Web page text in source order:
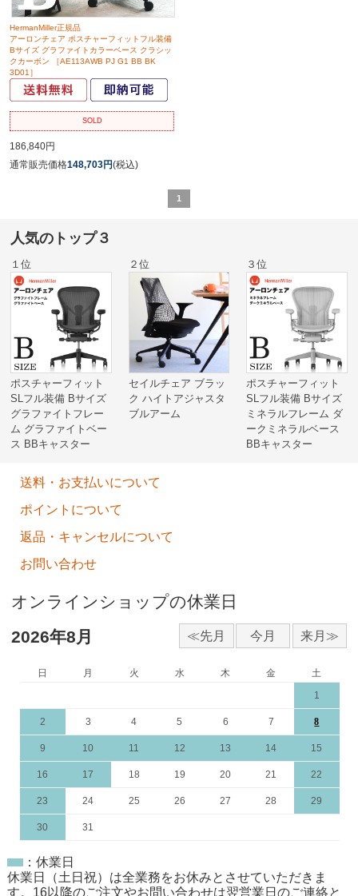
HermanMiller正規品
アーロンチェア ポスチャーフィットフル装備
Bサイズ グラファイトカラーベース クラシッ
クカーボン ［AE113AWB PJ G1 BB BK
3D01］
SOLD
186,840円
通常販売価格148,703円(税込)
1
人気のトップ３
１位
ポスチャーフィット
SLフル装備 Bサイズ
グラファイトフレー
ム グラファイトベー
ス BBキャスター
２位
セイルチェア ブラッ
ク ハイトアジャスタ
ブルアーム
３位
ポスチャーフィット
SLフル装備 Bサイズ
ミネラルフレーム ダ
ークミネラルベース
BBキャスター
送料・お支払いについて
ポイントについて
返品・キャンセルについて
お問い合わせ
オンラインショップの休業日
2026年8月
日 月 火 水 木 金
土
1
2 3 4 5 6 7 8
9 10 11 12 13 14 15
16 17 18 19 20 21 22
23 24 25 26 27 28 29
30 31
：休業日
休業日（土日祝）は全業務をお休みとさせていただきま
す。16以降のご注文やお問い合わせは翌営業日のご連絡と